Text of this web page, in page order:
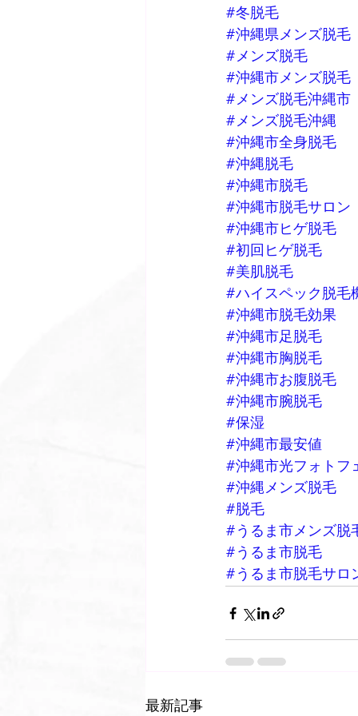
#冬脱毛
#沖縄県メンズ脱毛
#メンズ脱毛
#沖縄市メンズ脱毛
#メンズ脱毛沖縄市
#メンズ脱毛沖縄
#沖縄市全身脱毛
#沖縄脱毛
#沖縄市脱毛
#沖縄市脱毛サロン
#沖縄市ヒゲ脱毛
#初回ヒゲ脱毛
#美肌脱毛
#ハイスペック脱毛
#沖縄市脱毛効果
#沖縄市足脱毛
#沖縄市胸脱毛
#沖縄市お腹脱毛
#沖縄市腕脱毛
#保湿
#沖縄市最安値
#沖縄市光フォトフ
#沖縄メンズ脱毛
#脱毛
#うるま市メンズ脱
#うるま市脱毛
#うるま市脱毛サロ
最新記事